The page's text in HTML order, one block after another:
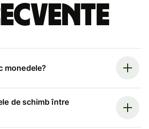
monedele?
de schimb între